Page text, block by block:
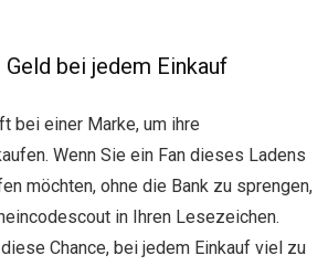
bei jedem Einkauf
bei einer Marke, um ihre
Wenn Sie ein Fan dieses Ladens
möchten, ohne die Bank zu sprengen,
in Ihren Lesezeichen.
Chance, bei jedem Einkauf viel zu